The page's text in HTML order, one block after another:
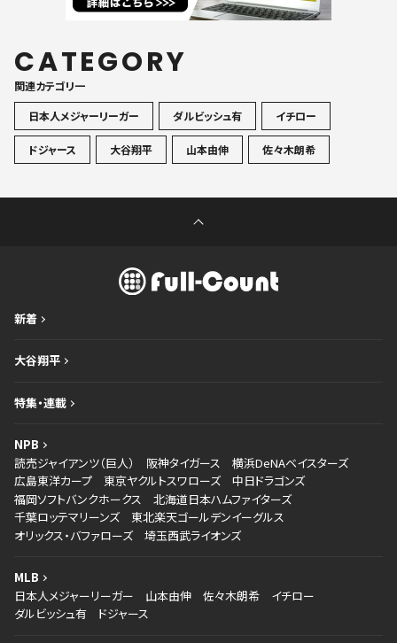
CATEGORY
関連カテゴリ一
日本人メジャーリーガー
ダルビッシュ有 イチロー
ドジャース 大谷翔平 山本由伸 佐々木朗希
新着
大谷翔平
特集・連載
NPB
読売ジャイアンツ（巨人）
阪神タイガース
横浜DeNAベイスターズ
広島東洋カープ
東京ヤクルトスワローズ
中日ドラゴンズ
福岡ソフトバンクホークス
北海道日本ハムファイターズ
千葉ロッテマリーンズ
東北楽天ゴールデンイーグルス
オリックス・バファローズ
埼玉西武ライオンズ
MLB
日本人メジャーリーガー
山本由伸 佐々木朗希
イチロー
ダルビッシュ有
ドジャース